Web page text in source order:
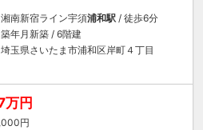
湘南新宿ライン宇須浦和駅 / 徒歩6分
築年月新築 / 6階建
埼玉県さいたま市浦和区岸町４丁目
万円
円